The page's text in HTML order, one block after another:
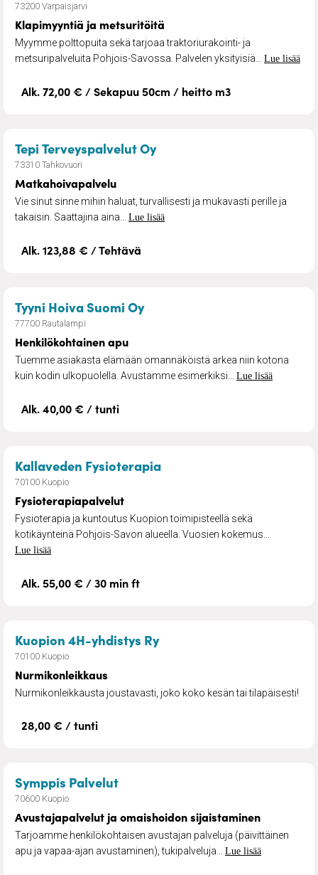
73200 Varpaisjärvi
Klapimyyntiä ja metsuritöitä
Myymme polttopuita sekä tarjoaa traktoriurakointi- ja
metsuripalveluita Pohjois-Savossa. Palvelen yksityisiä... Lue lisää
Alk. 72,00 € / Sekapuu 50cm / heitto m3
Tepi Terveyspalvelut Oy– Matkahoivapalvelu
73310 Tahkovuori
Matkahoivapalvelu
Vie sinut sinne mihin haluat, turvallisesti ja mukavasti perille ja
takaisin. Saattajina aina... Lue lisää
Alk. 123,88 € / Tehtävä
Tyyni Hoiva Suomi Oy– Henkilökohtainen apu
77700 Rautalampi
Henkilökohtainen apu
Tuemme asiakasta elämään omannäköistä arkea niin kotona
kuin kodin ulkopuolella. Avustamme esimerkiksi... Lue lisää
Alk. 40,00 € / tunti
Kallaveden Fysioterapia– Fysioterapiapalvelut
70100 Kuopio
Fysioterapiapalvelut
Fysioterapia ja kuntoutus Kuopion toimipisteellä sekä
kotikäynteinä Pohjois-Savon alueella. Vuosien kokemus...
Lue lisää
Alk. 55,00 € / 30 min ft
Kuopion 4H-yhdistys Ry– Nurmikonleikkaus
70100 Kuopio
Nurmikonleikkaus
Nurmikonleikkausta joustavasti, joko koko kesän tai tilapäisesti!
28,00 € / tunti
Symppis Palvelut– Avustajapalvelut ja
70600 Kuopio
Avustajapalvelut ja omaishoidon sijaistaminen
Tarjoamme henkilökohtaisen avustajan palveluja (päivittäinen
apu ja vapaa-ajan avustaminen), tukipalveluja... Lue lisää